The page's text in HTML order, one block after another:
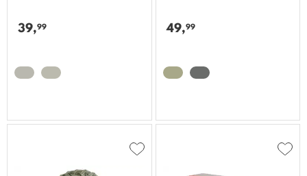
39,99 49,99
Zur
Zur